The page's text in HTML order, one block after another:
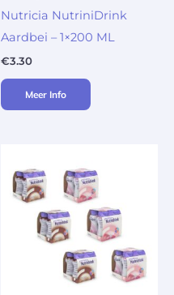
Nutricia NutriniDrink
Aardbei – 1×200 ML
€3.30
Meer Info